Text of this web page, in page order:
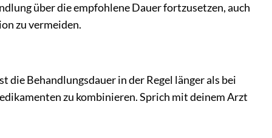
über die empfohlene Dauer fortzusetzen, auch
zu vermeiden.
Behandlungsdauer in der Regel länger als bei
zu kombinieren. Sprich mit deinem Arzt